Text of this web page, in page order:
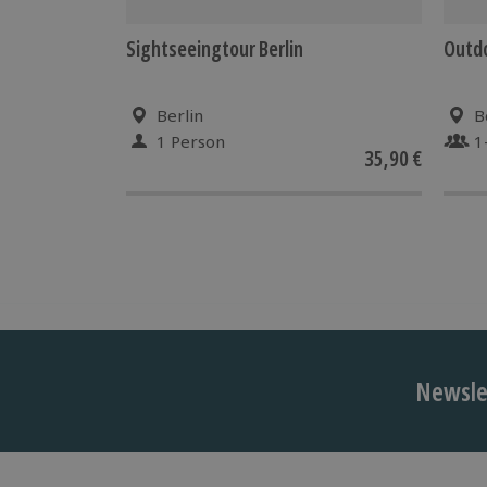
Sightseeingtour Berlin
Berlin
1 Person
35,90 €